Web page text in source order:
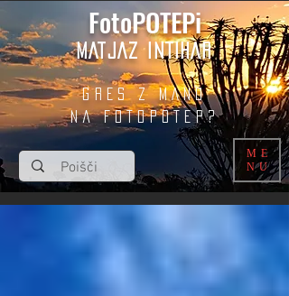
FotoPOTEPi
MATJAZ INTIHAR
GRES Z MANO
na fotopotep?
ME
NU